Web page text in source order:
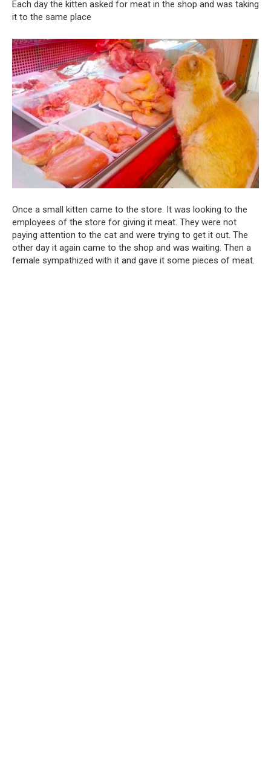
Each day the kitten asked for meat in the shop and was taking
it to the same place
Once a small kitten came to the store. It was looking to the
employees of the store for giving it meat. They were not
paying attention to the cat and were trying to get it out. The
other day it again came to the shop and was waiting. Then a
female sympathized with it and gave it some pieces of meat.